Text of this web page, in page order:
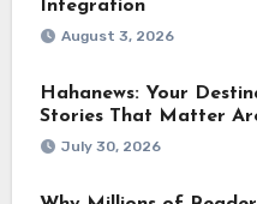
Integration
August 3, 2026
Hahanews: Your
Stories That Matter
July 30, 2026